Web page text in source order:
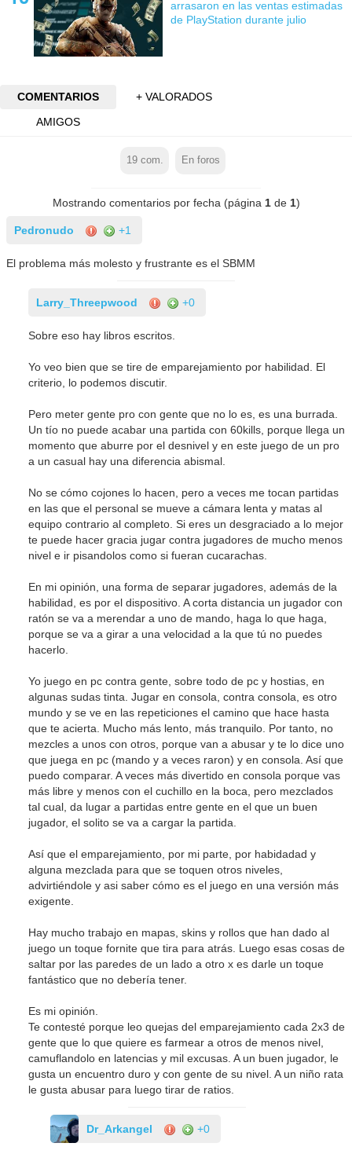
arrasaron en las ventas estimadas
de PlayStation durante julio
COMENTARIOS
+ VALORADOS
AMIGOS
19com. En foros
Mostrando comentarios por fecha (página 1de 1)
Pedronudo +1
El problema más molesto y frustrante es el SBMM
Larry_Threepwood +0
Sobre eso hay libros escritos.
Yo veo bien que se tire de emparejamiento por habilidad. El
criterio, lo podemos discutir.
Pero meter gente pro con gente que no lo es, es una burrada.
Un tío no puede acabar una partida con 60kills, porque llega un
momento que aburre por el desnivel y en este juego de un pro
a un casual hay una diferencia abismal.
No se cómo cojones lo hacen, pero a veces me tocan partidas
en las que el personal se mueve a cámara lenta y matas al
equipo contrario al completo. Si eres un desgraciado a lo mejor
te puede hacer gracia jugar contra jugadores de mucho menos
nivel e ir pisandolos como si fueran cucarachas.
En mi opinión, una forma de separar jugadores, además de la
habilidad, es por el dispositivo. A corta distancia un jugador con
ratón se va a merendar a uno de mando, haga lo que haga,
porque se va a girar a una velocidad a la que tú no puedes
hacerlo.
Yo juego en pc contra gente, sobre todo de pc y hostias, en
algunas sudas tinta. Jugar en consola, contra consola, es otro
mundo y se ve en las repeticiones el camino que hace hasta
que te acierta. Mucho más lento, más tranquilo. Por tanto, no
mezcles a unos con otros, porque van a abusar y te lo dice uno
que juega en pc (mando y a veces raron) y en consola. Así que
puedo comparar. A veces más divertido en consola porque vas
más libre y menos con el cuchillo en la boca, pero mezclados
tal cual, da lugar a partidas entre gente en el que un buen
jugador, el solito se va a cargar la partida.
Así que el emparejamiento, por mi parte, por habidadad y
alguna mezclada para que se toquen otros niveles,
advirtiéndole y asi saber cómo es el juego en una versión más
exigente.
Hay mucho trabajo en mapas, skins y rollos que han dado al
juego un toque fornite que tira para atrás. Luego esas cosas de
saltar por las paredes de un lado a otro x es darle un toque
fantástico que no debería tener.
Es mi opinión.
Te contesté porque leo quejas del emparejamiento cada 2x3 de
gente que lo que quiere es farmear a otros de menos nivel,
camuflandolo en latencias y mil excusas. A un buen jugador, le
gusta un encuentro duro y con gente de su nivel. A un niño rata
le gusta abusar para luego tirar de ratios.
Dr_Arkangel +0